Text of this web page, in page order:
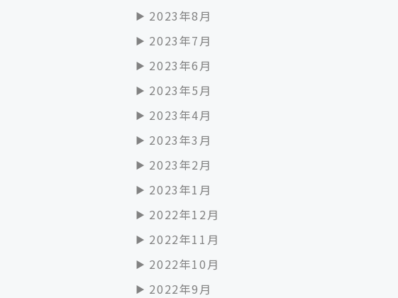
2023年8月
2023年7月
2023年6月
2023年5月
2023年4月
2023年3月
2023年2月
2023年1月
2022年12月
2022年11月
2022年10月
2022年9月